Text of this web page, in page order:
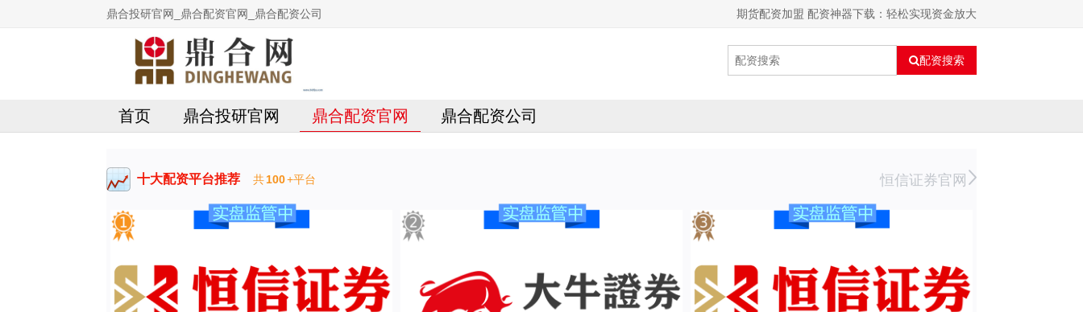
鼎合投研官网_鼎合配资官网_鼎合配资公司 期货配资加盟 配资神器下载：轻松实现资金放大
配资搜索
首页 鼎合投研官网 鼎合配资官网 鼎合配资公司
十大配资平台推荐 共100+平台 恒信证券官网